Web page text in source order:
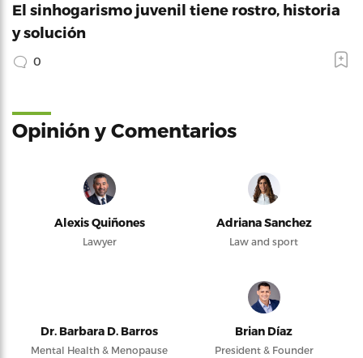
El sinhogarismo juvenil tiene rostro, historia
y solución
0
Opinión y Comentarios
Alexis Quiñones
Lawyer
Adriana Sanchez
Law and sport
Dr. Barbara D. Barros
Mental Health & Menopause
Brian Díaz
President & Founder